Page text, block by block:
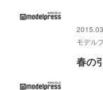
モデル
春の